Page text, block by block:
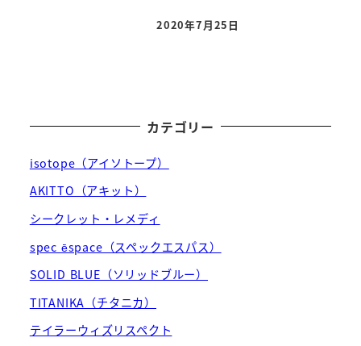
投稿日
2020年7月25日
カテゴリー
isotope（アイソトープ）
AKITTO（アキット）
シークレット・レメディ
spec ēspace（スペックエスパス）
SOLID BLUE（ソリッドブルー）
TITANIKA（チタニカ）
テイラーウィズリスペクト